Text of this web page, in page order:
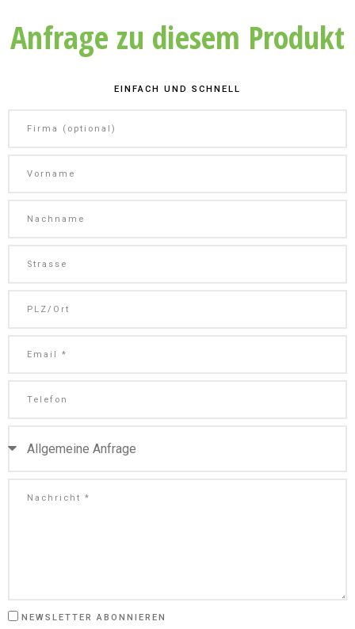
Anfrage zu diesem Produkt
EINFACH UND SCHNELL
NEWSLETTER ABONNIEREN